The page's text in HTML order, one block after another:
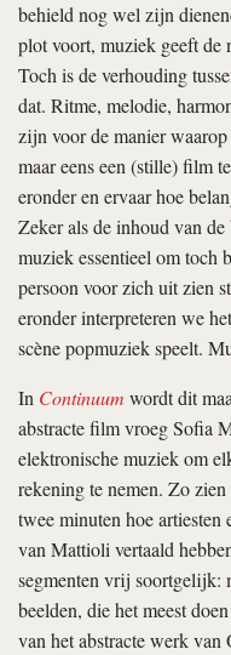
behield nog wel zijn
plot voort, muziek geeft de
Toch is de verhouding
dat. Ritme, melodie,
zijn voor de manier
maar eens een (stille) film
eronder en ervaar hoe
Zeker als de inhoud van
muziek essentieel om toch
persoon voor zich uit zien
eronder interpreteren we
scène popmuziek speelt.
In Continuum wordt dit
abstracte film vroeg Sofia
elektronische muziek om
rekening te nemen. Zo
twee minuten hoe
van Mattioli vertaald
segmenten vrij soortgelijk:
beelden, die het meest
van het abstracte werk